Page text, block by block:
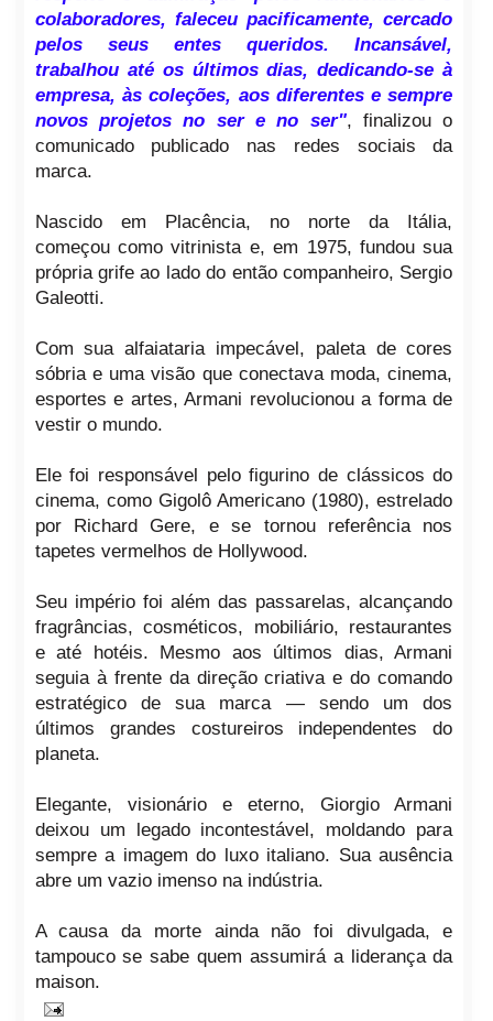
colaboradores, faleceu pacificamente, cercado
pelos seus entes queridos. Incansável,
trabalhou até os últimos dias, dedicando-se à
empresa, às coleções, aos diferentes e sempre
novos projetos no ser e no ser", finalizou o
comunicado publicado nas redes sociais da
marca.
Nascido em Placência, no norte da Itália,
começou como vitrinista e, em 1975, fundou sua
própria grife ao lado do então companheiro, Sergio
Galeotti.
Com sua alfaiataria impecável, paleta de cores
sóbria e uma visão que conectava moda, cinema,
esportes e artes, Armani revolucionou a forma de
vestir o mundo.
Ele foi responsável pelo figurino de clássicos do
cinema, como Gigolô Americano (1980), estrelado
por Richard Gere, e se tornou referência nos
tapetes vermelhos de Hollywood.
Seu império foi além das passarelas, alcançando
fragrâncias, cosméticos, mobiliário, restaurantes
e até hotéis. Mesmo aos últimos dias, Armani
seguia à frente da direção criativa e do comando
estratégico de sua marca — sendo um dos
últimos grandes costureiros independentes do
planeta.
Elegante, visionário e eterno, Giorgio Armani
deixou um legado incontestável, moldando para
sempre a imagem do luxo italiano. Sua ausência
abre um vazio imenso na indústria.
A causa da morte ainda não foi divulgada, e
tampouco se sabe quem assumirá a liderança da
maison.